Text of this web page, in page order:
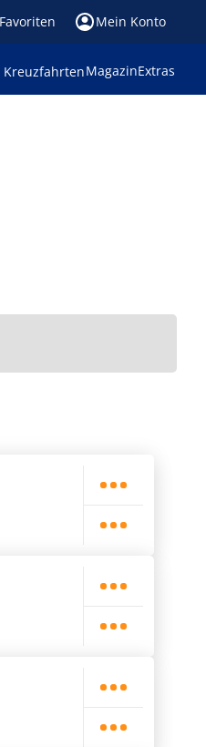
Favoriten Mein Konto
KreuzfahrtenMagazinExtras